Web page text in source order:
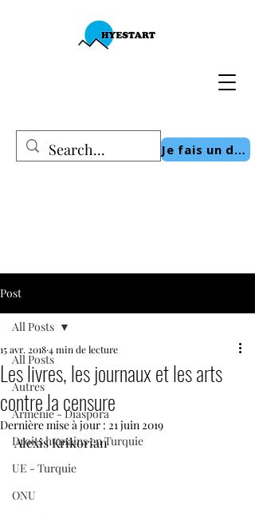
Je fais un don
Post
All Posts
Autres
Arménie - Diaspora
Droits humains en Turquie
UE - Turquie
ONU
All Posts
Les livres, les journaux et les arts
contre la censure
15 avr. 20184 min de lecture
Dernière mise à jour : 21 juin 2019
Alexis Krikorian